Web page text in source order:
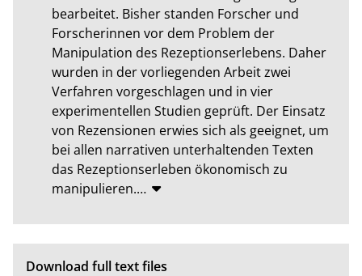
bearbeitet. Bisher standen Forscher und
Forscherinnen vor dem Problem der
Manipulation des Rezeptionserlebens. Daher
wurden in der vorliegenden Arbeit zwei
Verfahren vorgeschlagen und in vier
experimentellen Studien geprüft. Der Einsatz
von Rezensionen erwies sich als geeignet, um
bei allen narrativen unterhaltenden Texten
das Rezeptionserleben ökonomisch zu
manipulieren.…
Download full text files